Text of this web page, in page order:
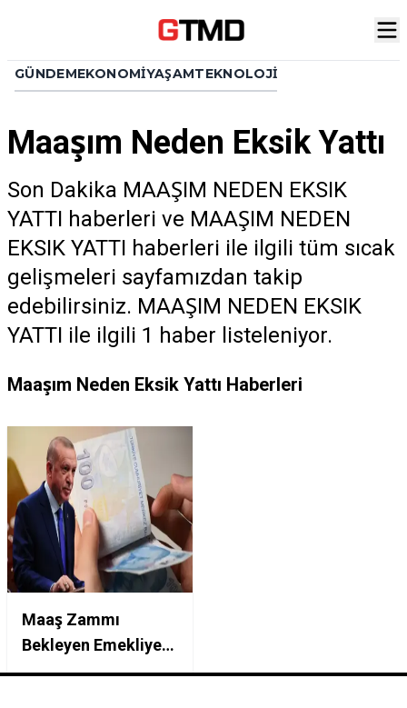
GÜNDEMEKONOMIYAŞAMTEKNOLOJI
Maaşım Neden Eksik Yattı
Son Dakika MAAŞIM NEDEN EKSIK
YATTI haberleri ve MAAŞIM NEDEN
EKSIK YATTI haberleri ile ilgili tüm sıcak
gelişmeleri sayfamızdan takip
edebilirsiniz. MAAŞIM NEDEN EKSIK
YATTI ile ilgili 1 haber listeleniyor.
Maaşım Neden Eksik Yattı Haberleri
Maaş Zammı
Bekleyen Emekliye
Soğuk Duş 1 Ocakta